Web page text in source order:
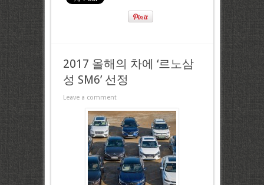
2017 올해의 차에 ‘르노삼
성 SM6’ 선정
Leave a comment